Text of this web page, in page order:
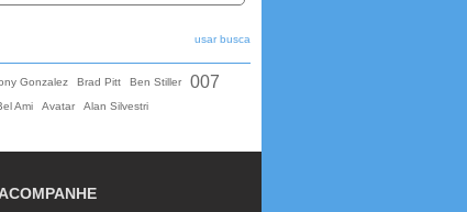
usar busca
Gonzalez Brad Pitt Ben Stiller 007
Ami Avatar Alan Silvestri